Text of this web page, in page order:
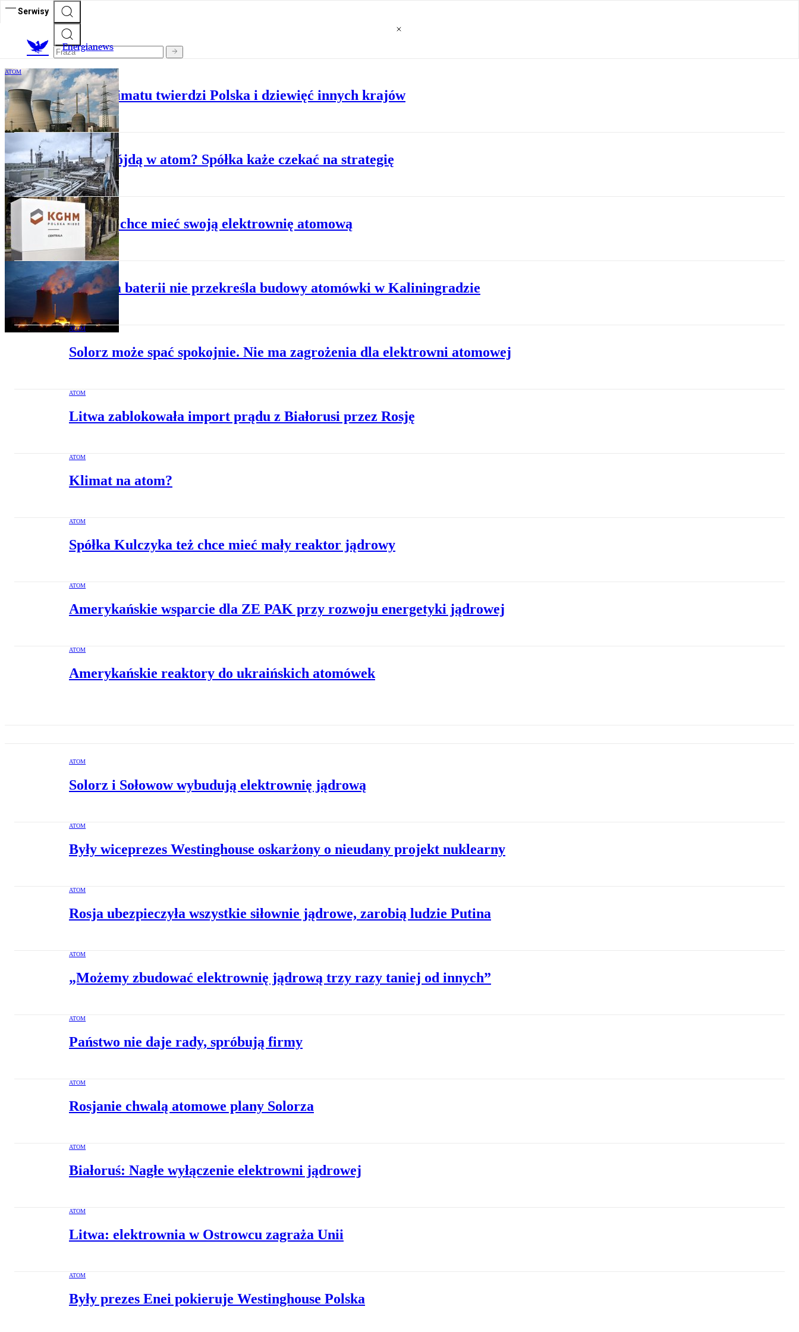
Serwisy
Energianews
ATOM
Atom dobry dla klimatu twierdzi Polska i dziewięć innych krajów
Azoty pójdą w atom? Spółka każe czekać na strategię
ATOM
KGHM chce mieć swoją elektrownię atomową
ATOM
Fabryka baterii nie przekreśla budowy atomówki w Kaliningradzie
ATOM
Solorz może spać spokojnie. Nie ma zagrożenia dla elektrowni atomowej
ATOM
Litwa zablokowała import prądu z Białorusi przez Rosję
ATOM
Klimat na atom?
ATOM
Spółka Kulczyka też chce mieć mały reaktor jądrowy
ATOM
Amerykańskie wsparcie dla ZE PAK przy rozwoju energetyki jądrowej
ATOM
Amerykańskie reaktory do ukraińskich atomówek
ATOM
Solorz i Sołowow wybudują elektrownię jądrową
ATOM
Były wiceprezes Westinghouse oskarżony o nieudany projekt nuklearny
ATOM
Rosja ubezpieczyła wszystkie siłownie jądrowe, zarobią ludzie Putina
ATOM
„Możemy zbudować elektrownię jądrową trzy razy taniej od innych”
ATOM
Państwo nie daje rady, spróbują firmy
ATOM
Rosjanie chwalą atomowe plany Solorza
ATOM
Białoruś: Nagłe wyłączenie elektrowni jądrowej
ATOM
Litwa: elektrownia w Ostrowcu zagraża Unii
ATOM
Były prezes Enei pokieruje Westinghouse Polska